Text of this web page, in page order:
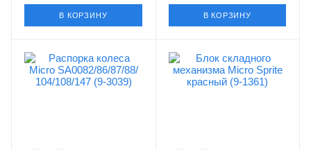
В КОРЗИНУ В КОРЗИНУ